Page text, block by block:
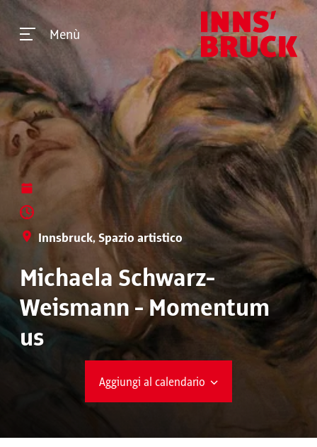
Menù
Innsbruck, Spazio artistico
Michaela Schwarz-
Weismann - Momentum
us
Aggiungi al calendario